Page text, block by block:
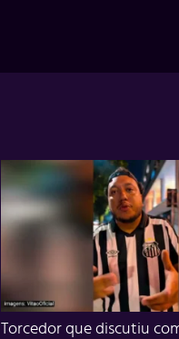
Torcedor que discutiu